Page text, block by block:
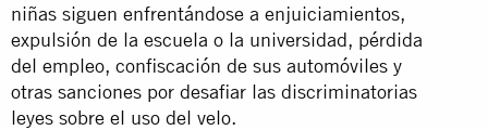
niñas siguen enfrentándose a enjuiciamientos,
expulsión de la escuela o la universidad, pérdida
del empleo, confiscación de sus automóviles y
otras sanciones por desafiar las discriminatorias
leyes sobre el uso del velo.